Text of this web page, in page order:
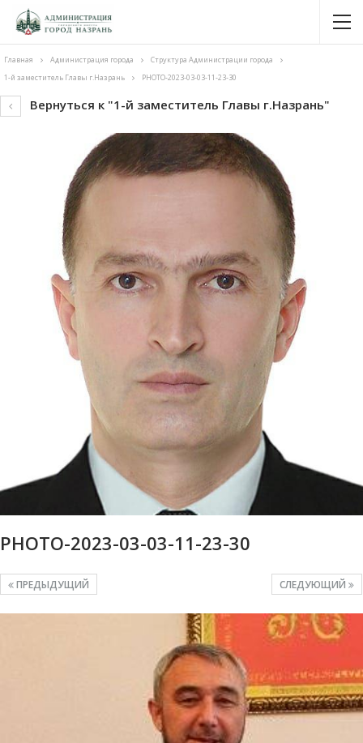
Главная Администрация города
Cтруктура Администрации города
1-й заместитель Главы г.Назрань
PHOTO-2023-03-03-11-23-30
Вернуться к "1-й заместитель Главы г.Назрань"
PHOTO-2023-03-03-11-23-30
СЛЕДУЮЩИЙ
ПРЕДЫДУЩИЙ